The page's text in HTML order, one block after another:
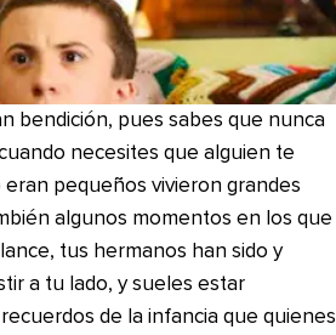
bendición, pues sabes que nunca
necesites que alguien te
pequeños vivieron grandes
algunos momentos en los que
tus hermanos han sido y
a tu lado, y sueles estar
de la infancia que quienes